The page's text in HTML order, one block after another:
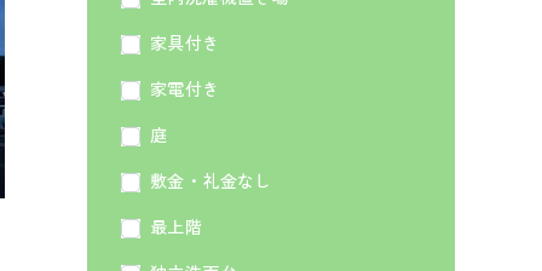
家具付き
家電付き
庭
敷金・礼金なし
最上階